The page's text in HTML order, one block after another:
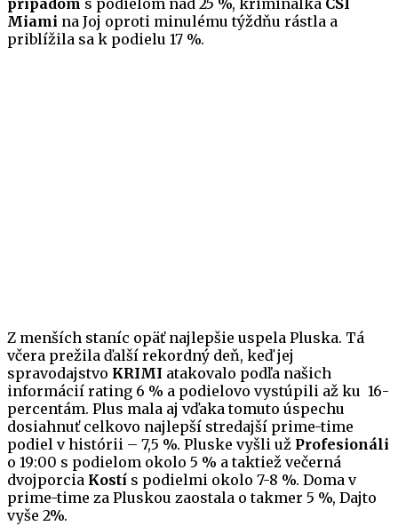
prípadom s podielom nad 25 %, kriminálka CSI
Miami na Joj oproti minulému týždňu rástla a
priblížila sa k podielu 17 %.
Z menších staníc opäť najlepšie uspela Pluska. Tá
včera prežila ďalší rekordný deň, keď jej
spravodajstvo KRIMI atakovalo podľa našich
informácií rating 6 % a podielovo vystúpili až ku 16-
percentám. Plus mala aj vďaka tomuto úspechu
dosiahnuť celkovo najlepší stredajší prime-time
podiel v histórii – 7,5 %. Pluske vyšli už Profesionáli
o 19:00 s podielom okolo 5 % a taktiež večerná
dvojporcia Kostí s podielmi okolo 7-8 %. Doma v
prime-time za Pluskou zaostala o takmer 5 %, Dajto
vyše 2%.